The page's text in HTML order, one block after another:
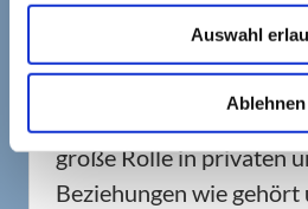
Auswahl
Ablehnen
Hallo, ich bin Barbara
2009 habe ich mich
große Rolle in privaten
Beziehungen wie